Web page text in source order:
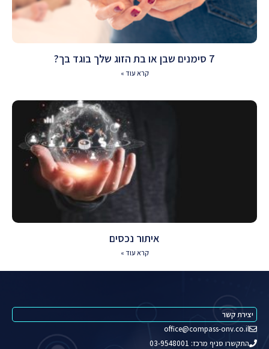
7 סימנים שבן או בת הזוג שלך בוגד בך?
קרא עוד »
איתור נכסים
קרא עוד »
יצירת קשר
office@compass-onv.co.il
התקשרו סניף מרכז: 03-9548001